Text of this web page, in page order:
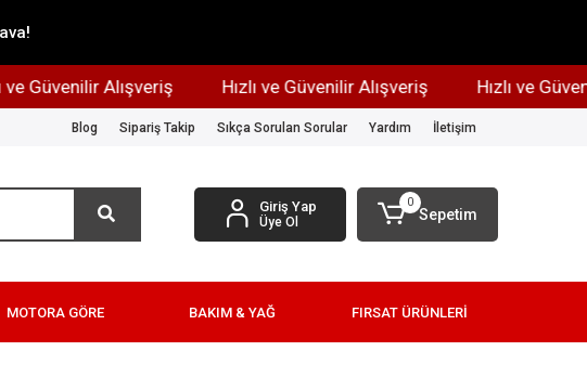
Güvenilir Alışveriş Hızlı ve Güvenilir Alışveriş Hızlı ve
Blog Sipariş Takip Sıkça Sorulan Sorular Yardım İletişim
Giriş Yap
Üye Ol
0
Sepetim
MOTORA GÖRE BAKIM & YAĞ FIRSAT ÜRÜNLERİ